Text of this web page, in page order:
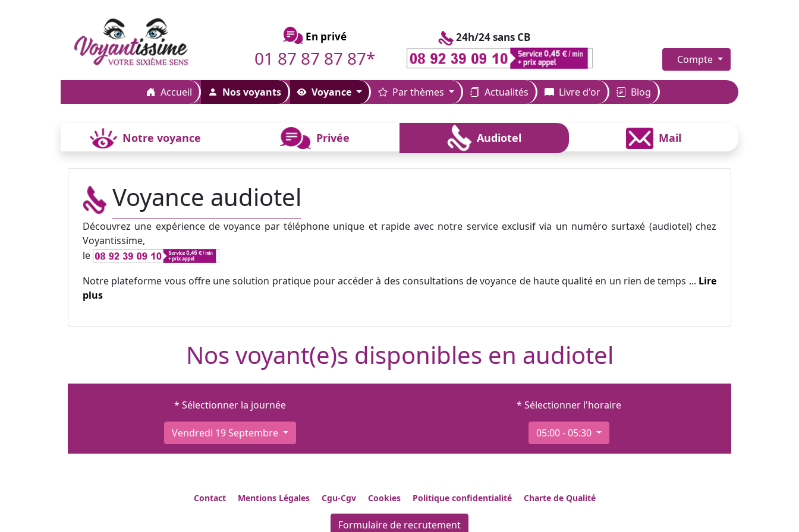
En privé
01 87 87 87 87*
24h/24 sans CB
Compte
Accueil Nos voyants Voyance Par thèmes Actualités Livre d'or Blog
Notre voyance Privée Audiotel Mail
Voyance audiotel
Découvrez une expérience de voyance par téléphone unique et rapide avec notre service exclusif via un numéro surtaxé (audiotel) chez
Voyantissime,
le
Notre plateforme vous offre une solution pratique pour accéder à des consultations de voyance de haute qualité en un rien de temps ... Lire
plus
Nos voyant(e)s disponibles en audiotel
* Sélectionner la journée
Vendredi 19 Septembre
* Sélectionner l'horaire
05:00 - 05:30
Contact Mentions Légales Cgu-Cgv Cookies Politique confidentialité Charte de Qualité
Formulaire de recrutement